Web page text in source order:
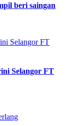
beri saingan
Selangor FT